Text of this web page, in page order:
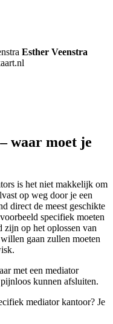
Esther Veenstra
waar moet je
is het niet makkelijk om
op weg door je een
direct de meest geschikte
specifiek moeten
zijn op het oplossen van
gaan zullen moeten
met een mediator
kunnen afsluiten.
mediator kantoor? Je